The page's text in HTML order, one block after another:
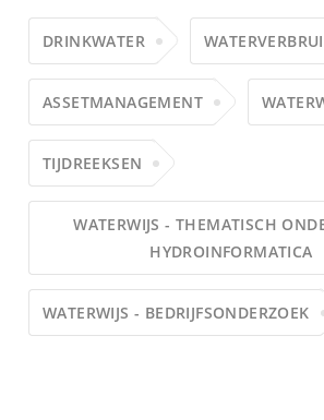
DRINKWATER
ASSETMANAGEMENT
TIJDREEKSEN
WATERWIJS - THEMATISCH
HYDROINFORMATICA
WATERWIJS - BEDRIJFSONDERZOEK